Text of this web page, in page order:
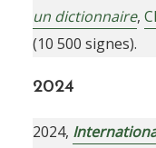
un dictionnaire,
(10 500 signes).
2024
2024,